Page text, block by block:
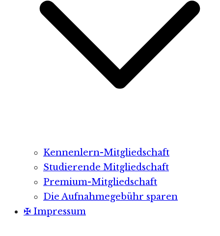
Kennenlern-Mitgliedschaft
Studierende Mitgliedschaft
Premium-Mitgliedschaft
Die Aufnahmegebühr sparen
✠ Impressum